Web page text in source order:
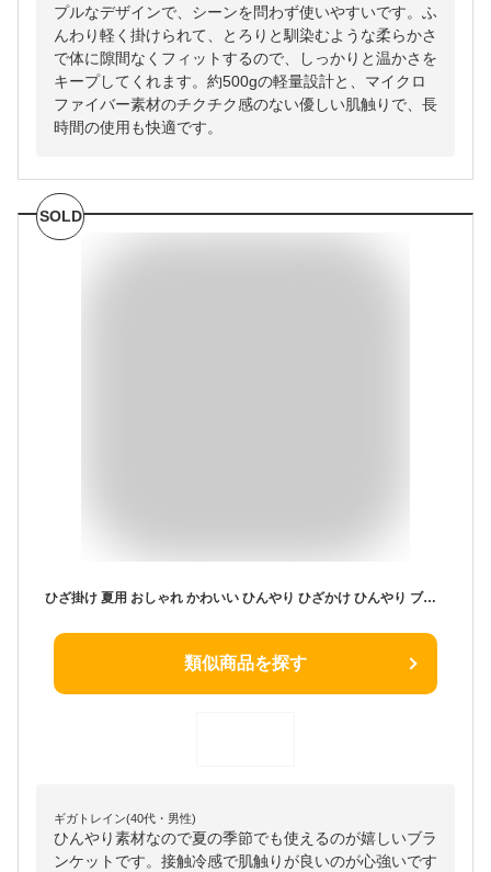
プルなデザインで、シーンを問わず使いやすいです。ふ
んわり軽く掛けられて、とろりと馴染むような柔らかさ
で体に隙間なくフィットするので、しっかりと温かさを
キープしてくれます。約500gの軽量設計と、マイクロ
ファイバー素材のチクチク感のない優しい肌触りで、長
時間の使用も快適です。
SOLD
ひざ掛け 夏用 おしゃれ かわいい ひんやり ひざかけ ひんやり ブランケット 北欧 ひんやりグッズ クール 接触冷感 冷房対策 クビオ 3way オフィス 抗菌 防臭 誕生日 ギフト対応 ラッピング プレゼント 暑さ対策
類似商品を探す
ギガトレイン(40代・男性)
ひんやり素材なので夏の季節でも使えるのが嬉しいブラ
ンケットです。接触冷感で肌触りが良いのが心強いです